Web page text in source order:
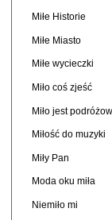
Miłe Historie
Miłe Miasto
Miłe wycieczki
Miło coś zjeść
Miło jest
Miłość do muzyki
Miły Pan
Moda oku miła
Niemiło mi